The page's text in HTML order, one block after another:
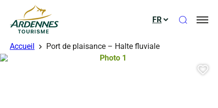
ADT des Ardennes
FR Ouvrir
Accueil Port de plaisance – Halte fluviale
Photo 1, © Droits gérés – Philippe